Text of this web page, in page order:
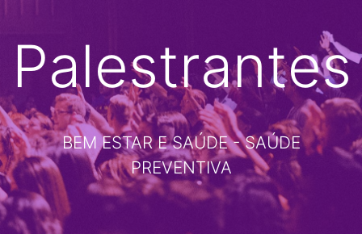
Fale
Conosco
Temas
Palestrantes
Programa
Online
Orçamento
Palestrantes
BEM ESTAR E SAÚDE - SAÚDE
PREVENTIVA